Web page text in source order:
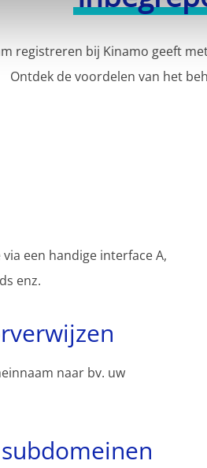
registreren bij Kinamo geeft
Ontdek de voordelen van het
een handige interface A,
enz.
naar bv. uw